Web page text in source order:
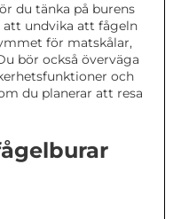
du tänka på burens
att undvika att fågeln
för matskålar,
bör också överväga
och
du planerar att resa